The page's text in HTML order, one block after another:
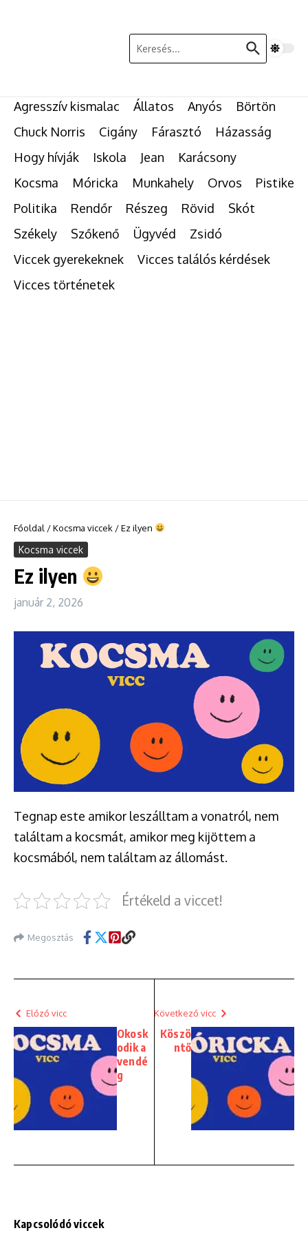
Keresés:
Agresszív kismalac Állatos Anyós
Börtön
Chuck Norris
Cigány Fárasztó
Házasság
Hogy hívják
Iskola Jean
Karácsony
Kocsma
Móricka Munkahely Orvos
Pistike
Politika
Rendőr Részeg Rövid
Skót
Székely
Szőkenő Ügyvéd
Zsidó
Viccek gyerekeknek
Vicces találós kérdések
Vicces történetek
Főoldal /Kocsma viccek /Ez ilyen
Kocsma viccek
Ez ilyen
január 2, 2026
Tegnap este amikor leszálltam a vonatról, nem
találtam a kocsmát, amikor meg kijöttem a
kocsmából, nem találtam az állomást.
Értékeld a viccet!
Megosztás
Előző vicc
Okosk
odik a
vendé
g
Következő vicc
Köszö
ntő
Kapcsolódó viccek